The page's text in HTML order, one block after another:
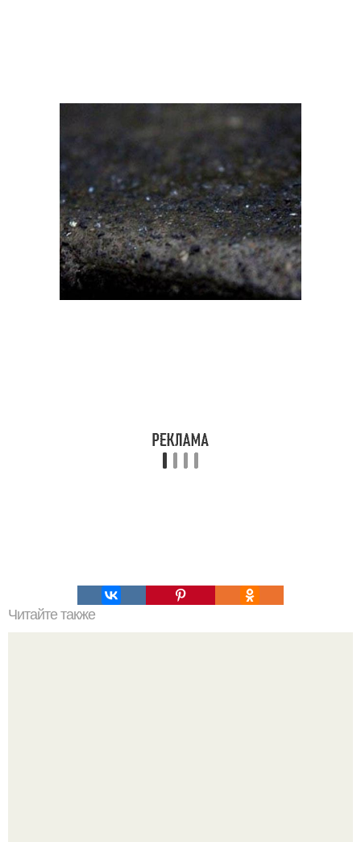
Читайте также